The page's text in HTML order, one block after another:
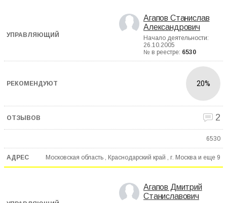
Агапов Станислав
Александрович
Начало деятельности:
26.10.2005
№ в реестре: 6530
20%
2
6530
Московская область , Краснодарский край , г. Москва и еще 9
Агапов Дмитрий
Станиславович